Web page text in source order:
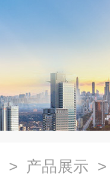
> 产品展示